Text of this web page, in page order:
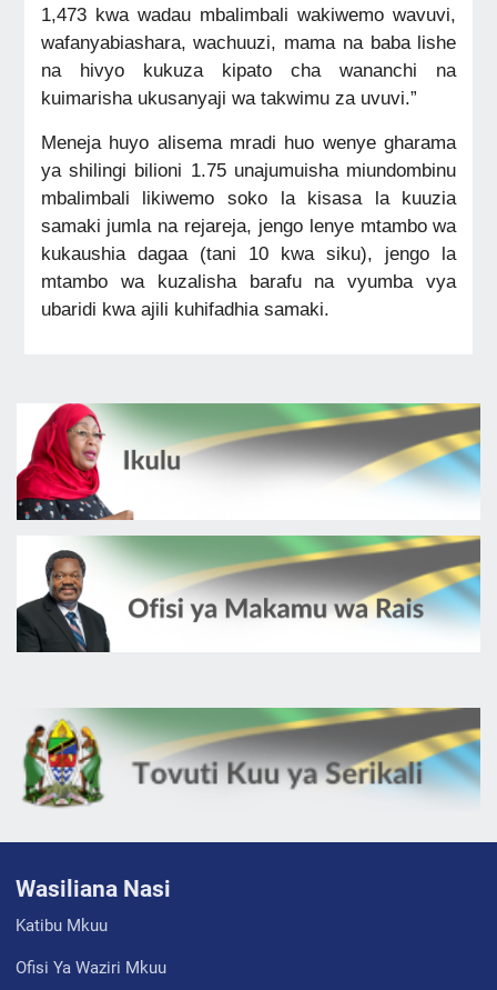
1,473 kwa wadau mbalimbali wakiwemo wavuvi,
wafanyabiashara, wachuuzi, mama na baba lishe
na hivyo kukuza kipato cha wananchi na
kuimarisha ukusanyaji wa takwimu za uvuvi.”
Meneja huyo alisema mradi huo wenye gharama
ya shilingi bilioni 1.75 unajumuisha miundombinu
mbalimbali likiwemo soko la kisasa la kuuzia
samaki jumla na rejareja, jengo lenye mtambo wa
kukaushia dagaa (tani 10 kwa siku), jengo la
mtambo wa kuzalisha barafu na vyumba vya
ubaridi kwa ajili kuhifadhia samaki.
Wasiliana Nasi
Katibu Mkuu
Ofisi Ya Waziri Mkuu